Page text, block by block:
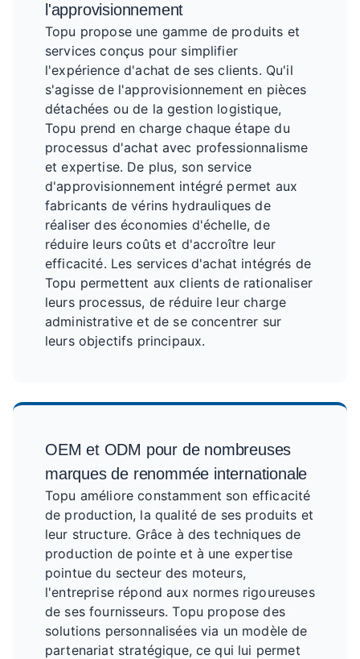
l'approvisionnement
Topu propose une gamme de produits et
services conçus pour simplifier
l'expérience d'achat de ses clients. Qu'il
s'agisse de l'approvisionnement en pièces
détachées ou de la gestion logistique,
Topu prend en charge chaque étape du
processus d'achat avec professionnalisme
et expertise. De plus, son service
d'approvisionnement intégré permet aux
fabricants de vérins hydrauliques de
réaliser des économies d'échelle, de
réduire leurs coûts et d'accroître leur
efficacité. Les services d'achat intégrés de
Topu permettent aux clients de rationaliser
leurs processus, de réduire leur charge
administrative et de se concentrer sur
leurs objectifs principaux.
OEM et ODM pour de nombreuses
marques de renommée internationale
Topu améliore constamment son efficacité
de production, la qualité de ses produits et
leur structure. Grâce à des techniques de
production de pointe et à une expertise
pointue du secteur des moteurs,
l'entreprise répond aux normes rigoureuses
de ses fournisseurs. Topu propose des
solutions personnalisées via un modèle de
partenariat stratégique, ce qui lui permet